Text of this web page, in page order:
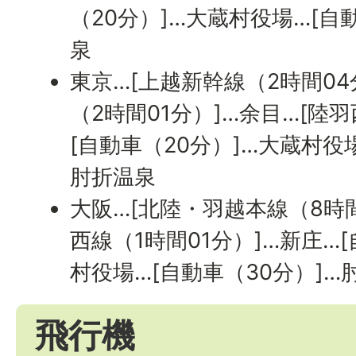
（20分）]…大蔵村役場…[自
泉
東京…[上越新幹線（2時間
（2時間01分）]…余目…[陸
[自動車（20分）]…大蔵村
肘折温泉
大阪…[北陸・羽越本線（8
西線（1時間01分）]…新庄
村役場…[自動車（30分）]…
飛行機